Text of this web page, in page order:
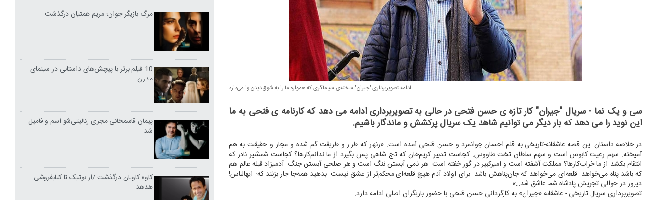
ادامه تصویربرداری "جیران" ساخته‌ی سینماگری که همواره ما را به شوق دیدن وا می‌دارد
سی و یک نما - سریال "جیران" کار تازه ی حسن فتحی در حالی به تصویربرداری ادامه می دهد که کارنامه ی فتحی به ما
این نوید را می دهد که بار دیگر می توانیم شاهد یک سریال پرکشش و ماندگار باشیم.
در خلاصه داستان این قصه عاشقانه-تاریخی به قلم احسان جوانمرد و حسن فتحی آمده است: «زنهار که طراز و طریقت گم شده و مجاز و حقیقت به هم
آمیخته. سهم رعیت کابوس است و سهم سلطان تخت طاووس. کجاست تدبیر کریم‌خان که تاج شاهی پس بگیرد از ما ندانم‌کارها؟ کجاست شمشیر نادر که
انتقام بکشد از ما خراب‌کارها؟ مملکت آشفته است و امیرکبیر در گور خفته است. هر نامی آبستن ننگ است و هر صلحی آبستن جنگ. آدمیزاد قبله عالم هم
که باشد پناه می‌خواهد. قلعه‌ای می‌خواهد که جان‌پناهش باشد. برای اولاد آدم هیچ قلعه‌ای محکم‌تر از عشق نیست. بدهید همه‌جا جار بزنند که: ایهالناس!
دیروز در حوالی تجریش پادشاه شما عاشق شد…»
تصویربرداری سریال تاریخی - عاشقانه «جیران» به کارگردانی حسن فتحی با حضور بازیگران اصلی ادامه دارد.
مرگ بازیگر جوان؛ مریم همتیان درگذشت
10 فیلم برتر با پیچش‌های داستانی در سینمای
مدرن
پیمان قاسمخانی مجری رئالیتی‌شو اسم و فامیل
شد
کاوه کاویان درگذشت /از بوتیک تا کتابفروشی
هدهد